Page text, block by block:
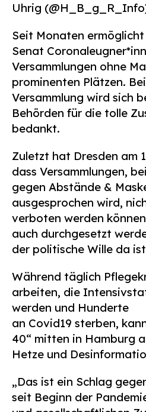
Uhrig
Seit Monaten
Senat
Versammlungen ohne
prominenten Plätzen.
Versammlung wird sich
Behörden für die tolle
bedankt.
Zuletzt hat Dresden am
dass Versammlungen,
gegen Abstände &
ausgesprochen wird,
verboten werden
auch durchgesetzt
der politische Wille da
Während täglich
arbeiten, die
werden und Hunderte
an Covid19 sterben,
40“ mitten in Hamburg
Hetze und
„Das ist ein Schlag
seit Beginn der